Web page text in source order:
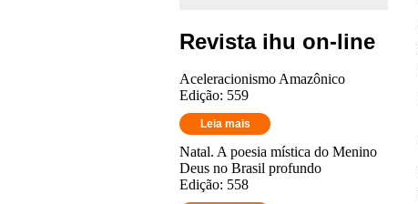
Revista ihu on-line
Aceleracionismo Amazônico
Edição: 559
Leia mais
Natal. A poesia mística do Menino
Deus no Brasil profundo
Edição: 558